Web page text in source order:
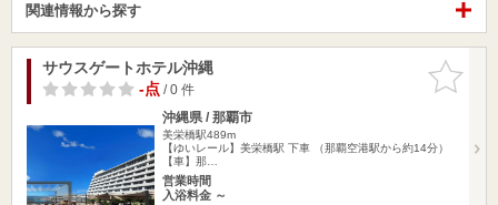
関連情報から探す
お気に入
りに追加
サウスゲートホテル沖縄
-点/ 0 件
沖縄県 / 那覇市
美栄橋駅489m
【ゆいレール】美栄橋駅 下車 （那覇空港駅から約14分）
【車】那…
営業時間
入浴料金 ～